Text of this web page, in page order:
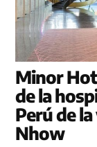
Minor
de la
Perú de
Nhow